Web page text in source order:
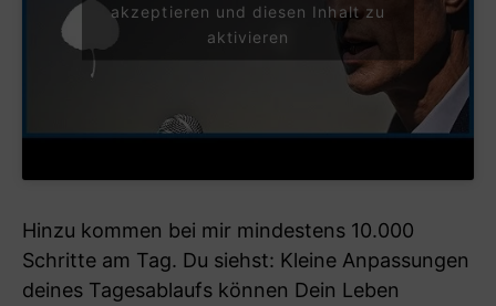
akzeptieren und diesen Inhalt zu
aktivieren
Hinzu kommen bei mir mindestens 10.000
Schritte am Tag. Du siehst: Kleine Anpassungen
deines Tagesablaufs können Dein Leben